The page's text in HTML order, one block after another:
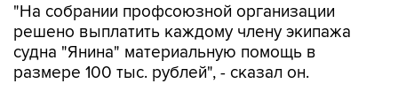
"На собрании профсоюзной организации
решено выплатить каждому члену экипажа
судна "Янина" материальную помощь в
размере 100 тыс. рублей", - сказал он.